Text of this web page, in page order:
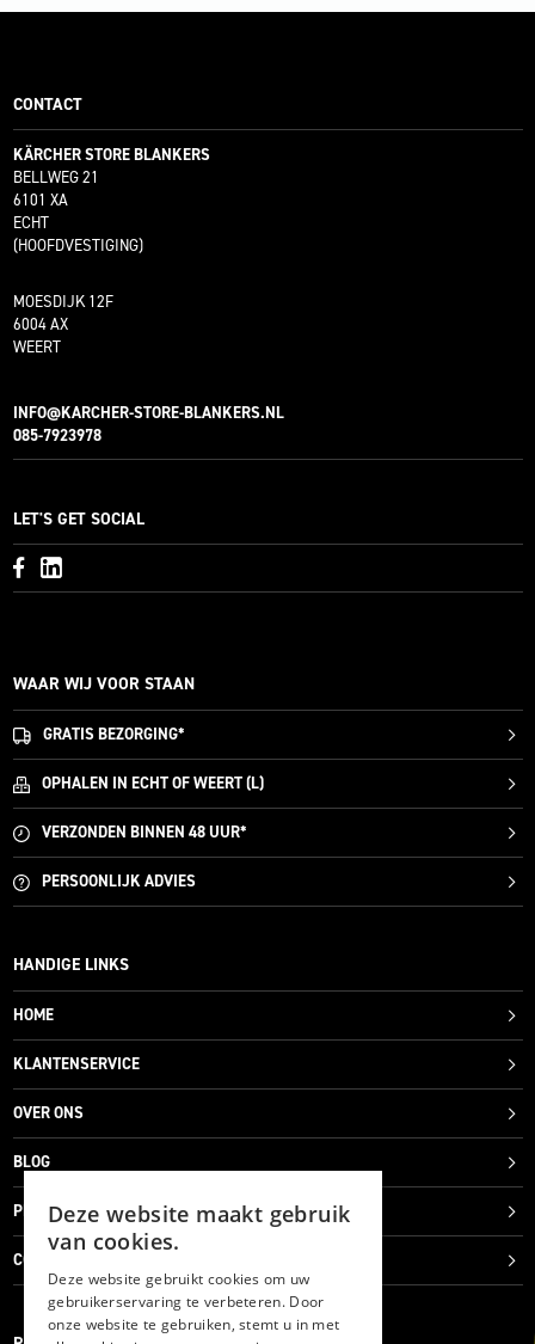
CONTACT
KÄRCHER STORE BLANKERS
BELLWEG 21
6101 XA
ECHT
(HOOFDVESTIGING)
MOESDIJK 12F
6004 AX
WEERT
INFO@KARCHER-STORE-BLANKERS.NL
085-7923978
LET'S GET SOCIAL
WAAR WIJ VOOR STAAN
GRATISBEZORGING*
OPHALEN IN ECHT OF WEERT (L)
VERZONDEN BINNEN 48 UUR*
PERSOONLIJKADVIES
HANDIGE LINKS
HOME
KLANTENSERVICE
OVER ONS
BLOG
PRIVACYVERKLARING
COOKIES
Deze website maakt gebruik
van cookies.
Deze website gebruikt cookies om uw
gebruikerservaring te verbeteren. Door
onze website te gebruiken, stemt u in met